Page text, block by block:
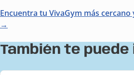
Encuentra tu VivaGym más
→
También te